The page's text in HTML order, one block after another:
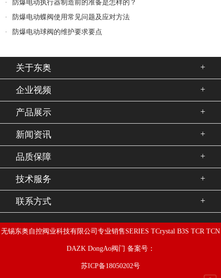
·
防爆电动执行器制造前的准备是怎样的？
·
防爆电动蝶阀使用常见问题及应对方法
·
防爆电动球阀的维护要求要点
关于东奥 +
企业视频 +
产品展示 +
新闻资讯 +
品质保障 +
技术服务 +
联系方式 +
无锡东奥自控阀业科技有限公司专业销售SERIES TCrystal B3S TCR TCN
DAZK DongAo阀门 备案号：
苏ICP备18050202号